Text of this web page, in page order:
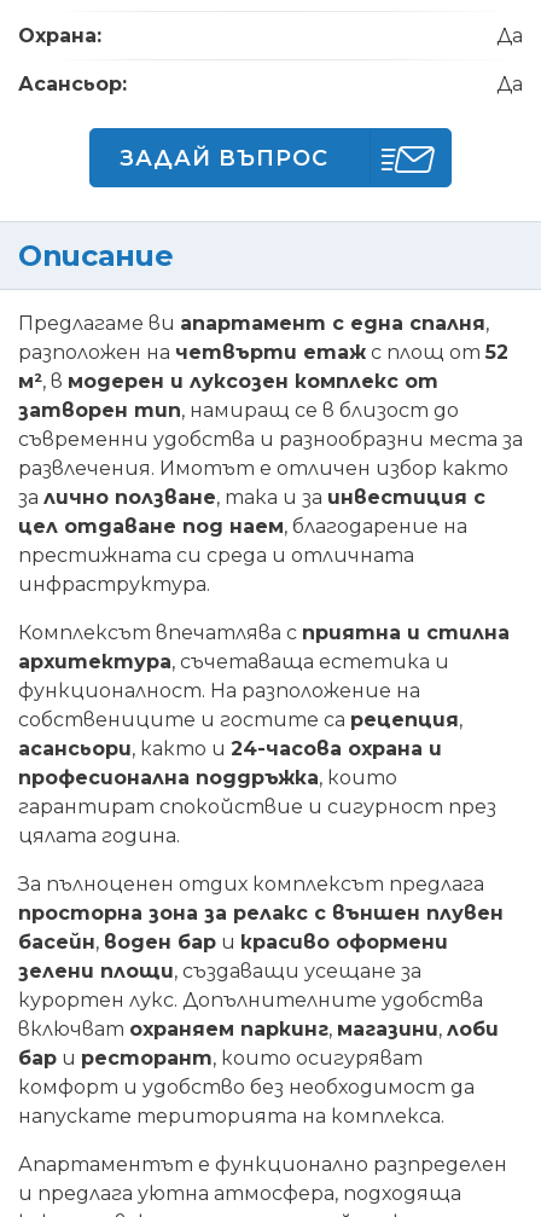
Охрана: Да
Асансьор: Да
ЗАДАЙ ВЪПРОС
Описание
Предлагаме ви апартамент с една спалня,
разположен на четвърти етаж с площ от 52
м², в модерен и луксозен комплекс от
затворен тип, намиращ се в близост до
съвременни удобства и разнообразни места за
развлечения. Имотът е отличен избор както
за лично ползване, така и за инвестиция с
цел отдаване под наем, благодарение на
престижната си среда и отличната
инфраструктура.
Комплексът впечатлява с приятна и стилна
архитектура, съчетаваща естетика и
функционалност. На разположение на
собствениците и гостите са рецепция,
асансьори, както и 24-часова охрана и
професионална поддръжка, които
гарантират спокойствие и сигурност през
цялата година.
За пълноценен отдих комплексът предлага
просторна зона за релакс с външен плувен
басейн, воден бар и красиво оформени
зелени площи, създаващи усещане за
курортен лукс. Допълнителните удобства
включват охраняем паркинг, магазини, лоби
бар и ресторант, които осигуряват
комфорт и удобство без необходимост да
напускате територията на комплекса.
Апартаментът е функционално разпределен
и предлага уютна атмосфера, подходяща